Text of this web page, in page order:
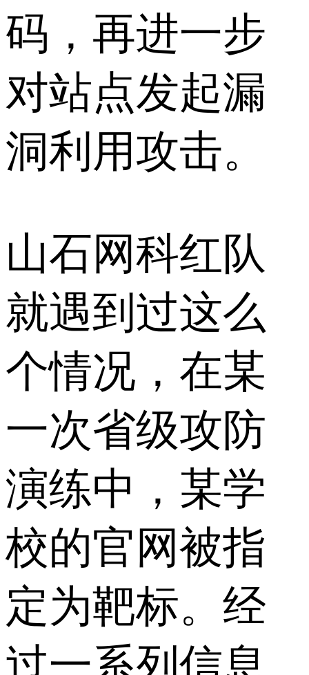
码，再进一步
对站点发起漏
洞利用攻击。
山石网科红队
就遇到过这么
个情况，在某
一次省级攻防
演练中，某学
校的官网被指
定为靶标。经
过一系列信息